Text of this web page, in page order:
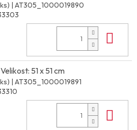
| AT305_1000019890
51 x 51 cm
| AT305_1000019891